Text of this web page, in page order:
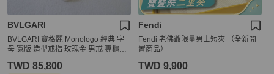
BVLGARI
BVLGARI 寶格麗 Monologo 經典 字
母 寬版 造型戒指 玫瑰金 男戒 專櫃正
TWD 85,800
Fendi
Fendi 老佛爺限量男士短夾 （全新閒
置商品）
TWD 9,900